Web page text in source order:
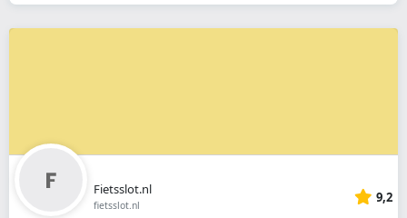
Fietsslot.nl
fietsslot.nl 9,2